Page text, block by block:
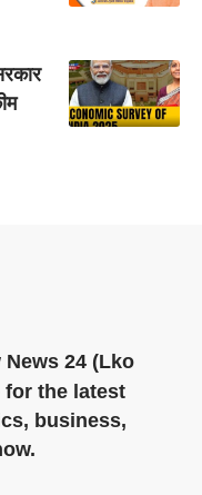
24 (Lko
for the latest
business,